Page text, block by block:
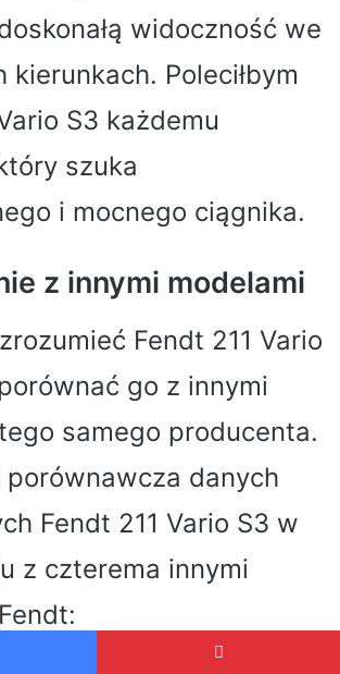
widoczność we
Poleciłbym
S3 każdemu
szuka
i mocnego ciągnika.
z innymi modelami
Fendt 211 Vario
go z innymi
samego producenta.
danych
Fendt 211 Vario S3 w
z czterema innymi